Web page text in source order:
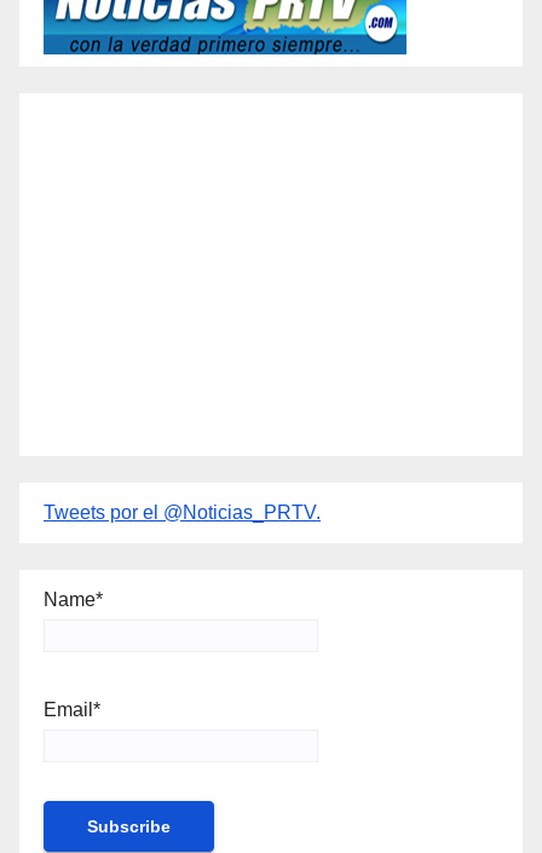
Tweets por el @Noticias_PRTV.
Name*
Email*